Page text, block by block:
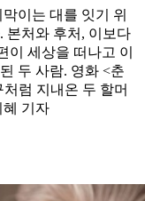
이는 대를 잇기 위
본처와 후처, 이보다
이 세상을 떠나고 이
두 사람. 영화 <춘
럼 지내온 두 할머
혜 기자